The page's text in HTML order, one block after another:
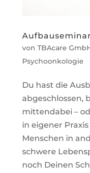
von TBAcare
Psychoonkologie
Du hast die
abgeschlossen,
mittendabei –
in eigener
Menschen in
schwere
noch Deinen